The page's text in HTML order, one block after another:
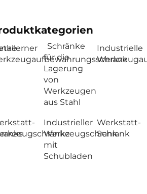
Schränke
für die
Lagerung
von
Werkzeugen
aus Stahl
Industrielle
Industrieller
Werkzeugschrank
mit
Schubladen
Werkstatt-
Schrank